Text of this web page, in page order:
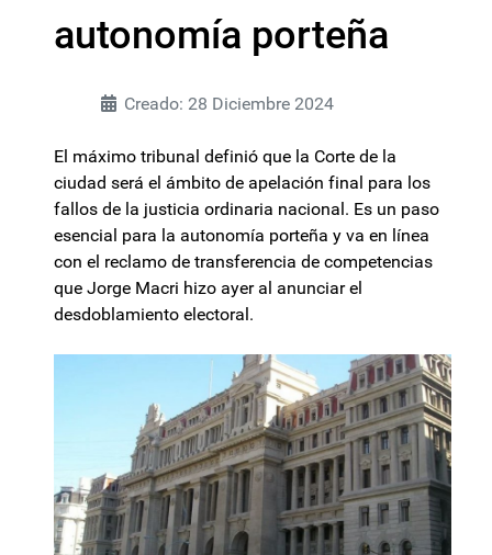
autonomía porteña
Creado: 28 Diciembre 2024
El máximo tribunal definió que la Corte de la
ciudad será el ámbito de apelación final para los
fallos de la justicia ordinaria nacional. Es un paso
esencial para la autonomía porteña y va en línea
con el reclamo de transferencia de competencias
que Jorge Macri hizo ayer al anunciar el
desdoblamiento electoral.